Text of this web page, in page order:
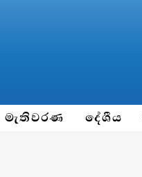
මැතිවරණ දේශීය